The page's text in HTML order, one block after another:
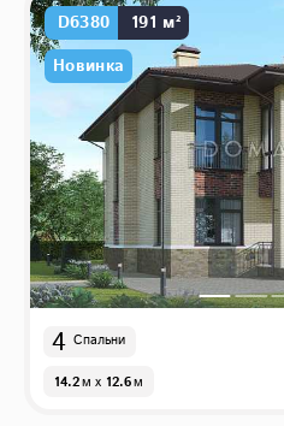
D6380
191 м²
Новинка
4 Спальни
14.2м x 12.6м